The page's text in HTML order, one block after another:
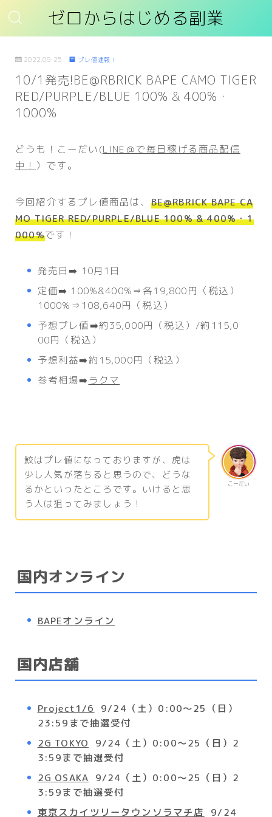
ゼロからはじめる副業
2022.09.25 プレ値速報！
10/1発売!BE@RBRICK BAPE CAMO TIGER
RED/PURPLE/BLUE 100% & 400%・
1000%
どうも！こーだい(LINE＠で毎日稼げる商品配信
中！ ）です。
今回紹介するプレ値商品は、 BE@RBRICK BAPE CA
MO TIGER RED/PURPLE/BLUE 100% & 400%・1
000%です！
発売日➡️ 10月1日
定価➡️ 100%&400%⇒各19,800円（税込）
1000%⇒108,640円（税込）
予想プレ値➡️約35,000円（税込）/約115,0
00円（税込）
予想利益➡️約15,000円（税込）
参考相場➡️ラクマ
こーだい
鮫はプレ値になっておりますが、虎は
少し人気が落ちると思うので、どうな
るかといったところです。いけると思
う人は狙ってみましょう！
国内オンライン
BAPEオンライン
国内店舗
Project1/6
9/24（土）0:00～25（日）
23:59まで抽選受付
2G TOKYO 9/24（土）0:00～25（日）2
3:59まで抽選受付
2G OSAKA 9/24（土）0:00～25（日）2
3:59まで抽選受付
東京スカイツリータウンソラマチ店
9/24